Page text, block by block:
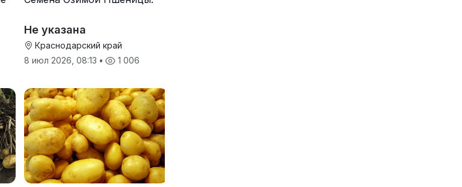
Не указана
Краснодарский край
8 июл 2026, 08:13 • 1 006